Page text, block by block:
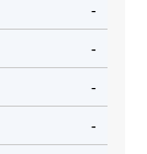
-
-
-
-